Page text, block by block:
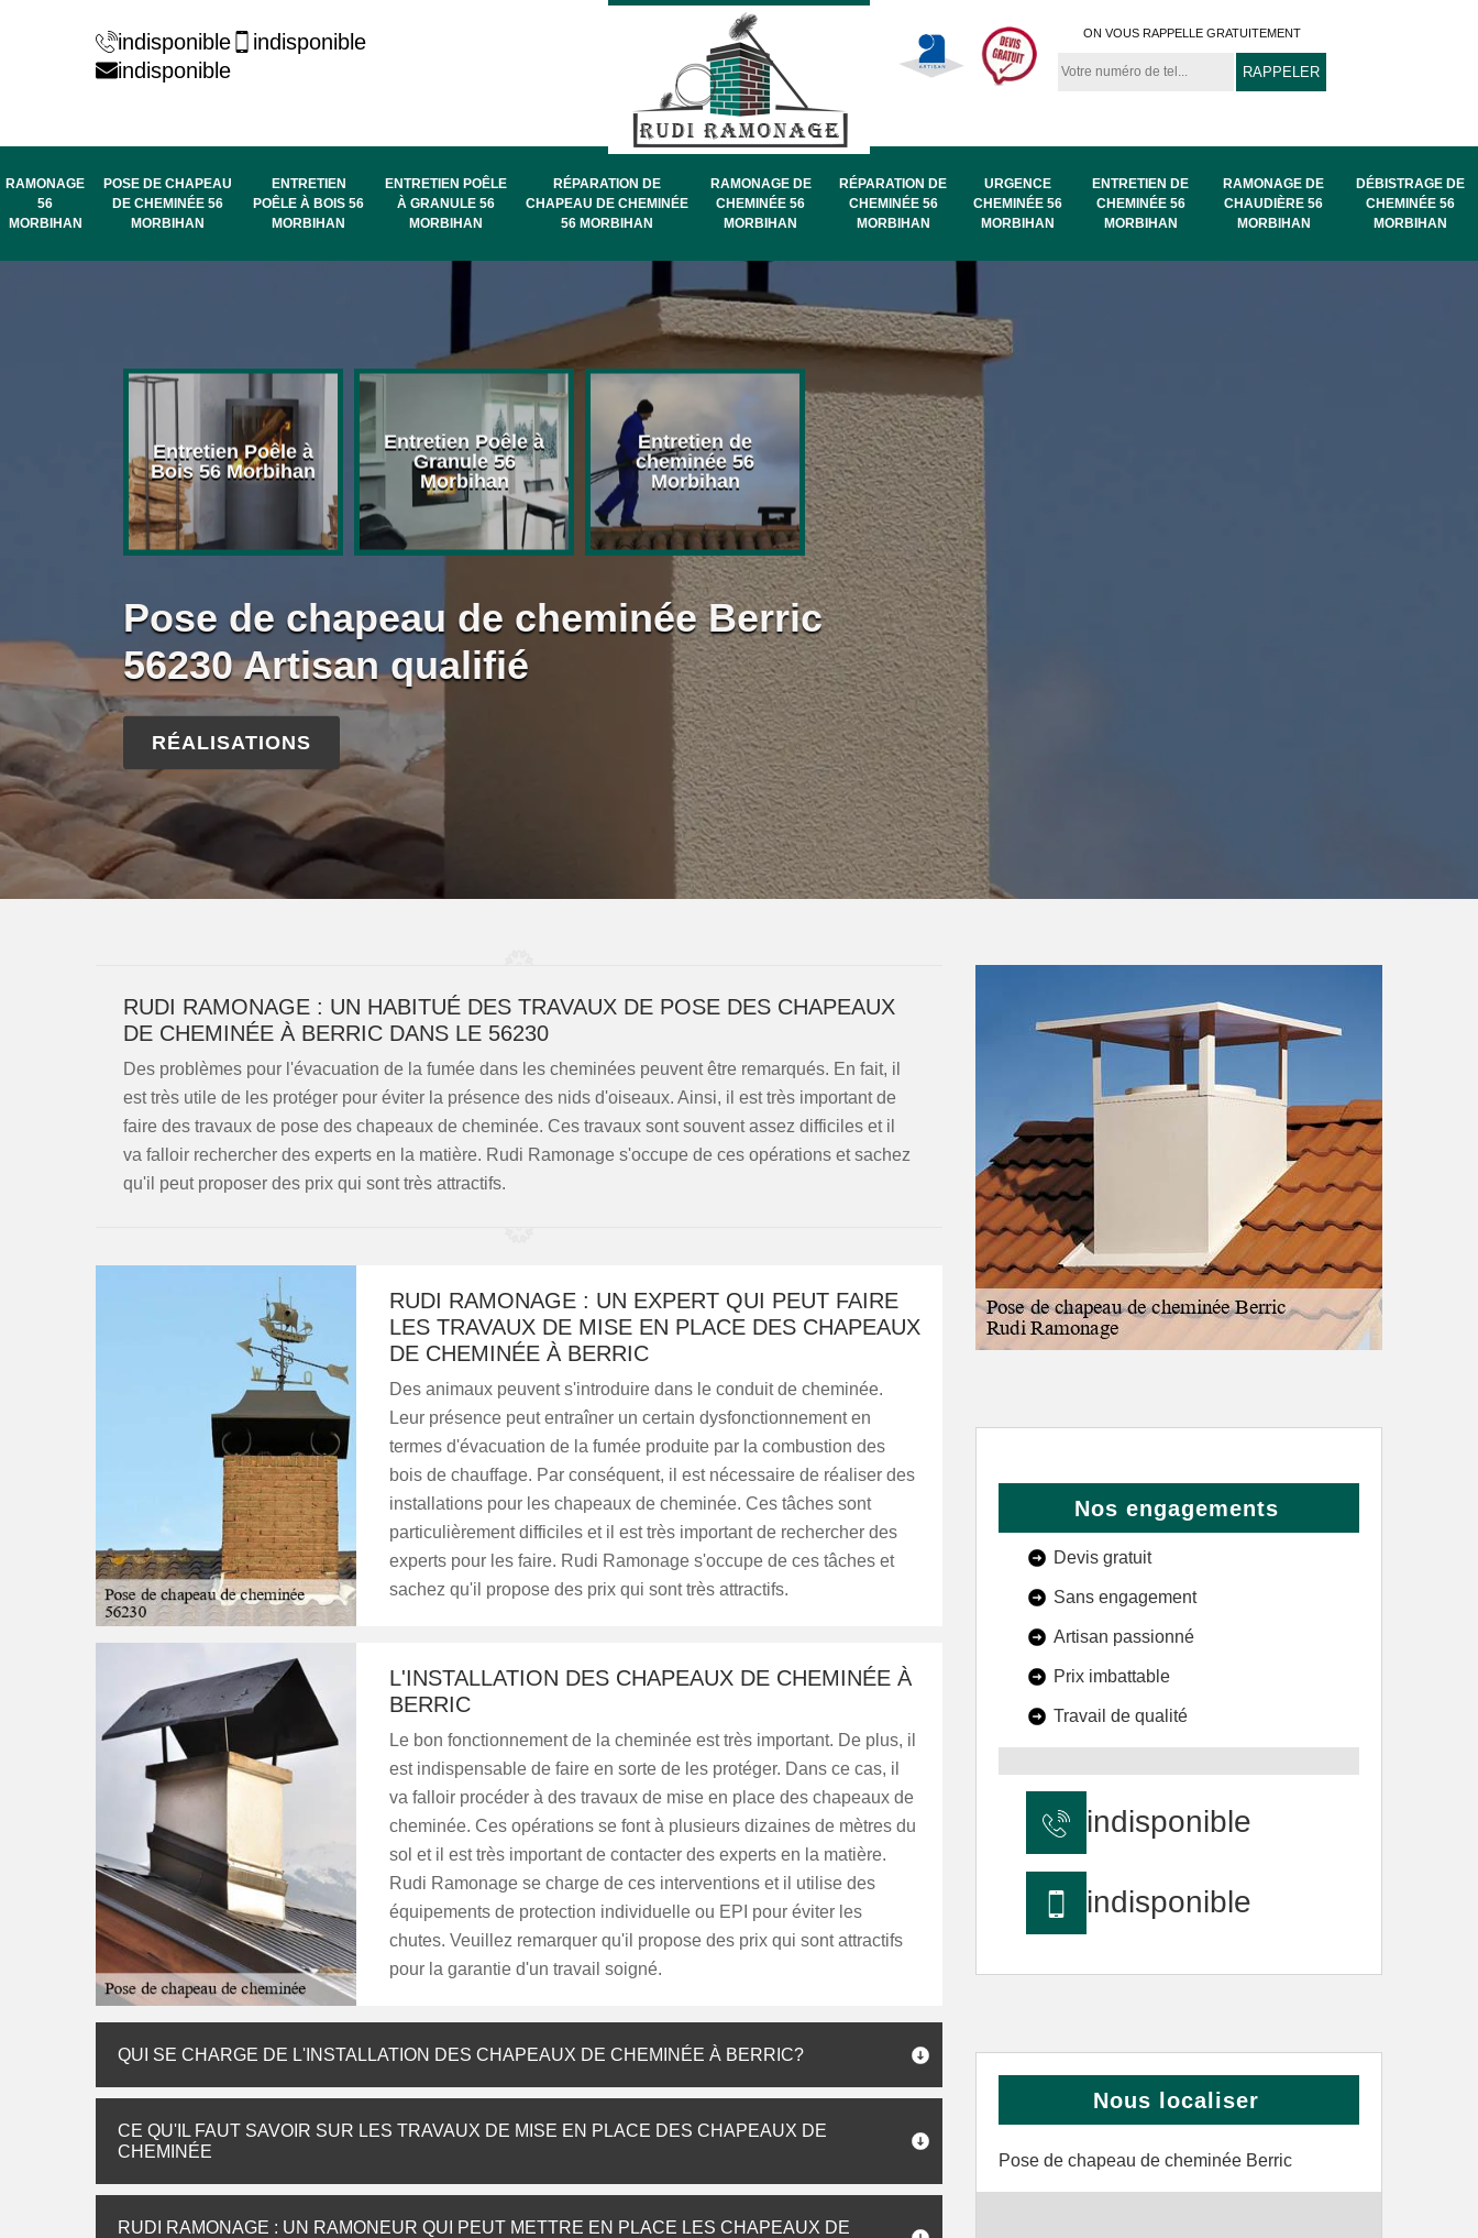
indisponible
indisponible
indisponible
ON VOUS RAPPELLE GRATUITEMENT
RAMONAGE
56
MORBIHAN
POSE DE CHAPEAU
DE CHEMINÉE 56
MORBIHAN
ENTRETIEN
POÊLE À BOIS 56
MORBIHAN
ENTRETIEN POÊLE
À GRANULE 56
MORBIHAN
RÉPARATION DE
CHAPEAU DE CHEMINÉE
56 MORBIHAN
RAMONAGE DE
CHEMINÉE 56
MORBIHAN
RÉPARATION DE
CHEMINÉE 56
MORBIHAN
URGENCE
CHEMINÉE 56
MORBIHAN
ENTRETIEN DE
CHEMINÉE 56
MORBIHAN
RAMONAGE DE
CHAUDIÈRE 56
MORBIHAN
DÉBISTRAGE DE
CHEMINÉE 56
MORBIHAN
Entretien Poêle à
Bois 56 Morbihan
Entretien Poêle à
Granule 56
Morbihan
Entretien de
cheminée 56
Morbihan
Pose de chapeau
de cheminée 56
Morbihan
Pose de chapeau de cheminée Berric
56230 Artisan qualifié
RÉALISATIONS
RUDI RAMONAGE : UN HABITUÉ DES TRAVAUX DE POSE DES CHAPEAUX
DE CHEMINÉE À BERRIC DANS LE 56230
Des problèmes pour l'évacuation de la fumée dans les cheminées peuvent être remarqués. En fait, il
est très utile de les protéger pour éviter la présence des nids d'oiseaux. Ainsi, il est très important de
faire des travaux de pose des chapeaux de cheminée. Ces travaux sont souvent assez difficiles et il
va falloir rechercher des experts en la matière. Rudi Ramonage s'occupe de ces opérations et sachez
qu'il peut proposer des prix qui sont très attractifs.
RUDI RAMONAGE : UN EXPERT QUI PEUT FAIRE
LES TRAVAUX DE MISE EN PLACE DES CHAPEAUX
DE CHEMINÉE À BERRIC
Des animaux peuvent s'introduire dans le conduit de cheminée.
Leur présence peut entraîner un certain dysfonctionnement en
termes d'évacuation de la fumée produite par la combustion des
bois de chauffage. Par conséquent, il est nécessaire de réaliser des
installations pour les chapeaux de cheminée. Ces tâches sont
particulièrement difficiles et il est très important de rechercher des
experts pour les faire. Rudi Ramonage s'occupe de ces tâches et
sachez qu'il propose des prix qui sont très attractifs.
L'INSTALLATION DES CHAPEAUX DE CHEMINÉE À
BERRIC
Le bon fonctionnement de la cheminée est très important. De plus, il
est indispensable de faire en sorte de les protéger. Dans ce cas, il
va falloir procéder à des travaux de mise en place des chapeaux de
cheminée. Ces opérations se font à plusieurs dizaines de mètres du
sol et il est très important de contacter des experts en la matière.
Rudi Ramonage se charge de ces interventions et il utilise des
équipements de protection individuelle ou EPI pour éviter les
chutes. Veuillez remarquer qu'il propose des prix qui sont attractifs
pour la garantie d'un travail soigné.
QUI SE CHARGE DE L'INSTALLATION DES CHAPEAUX DE CHEMINÉE À BERRIC?
CE QU'IL FAUT SAVOIR SUR LES TRAVAUX DE MISE EN PLACE DES CHAPEAUX DE
CHEMINÉE
RUDI RAMONAGE : UN RAMONEUR QUI PEUT METTRE EN PLACE LES CHAPEAUX DE
Nos engagements
Devis gratuit
Sans engagement
Artisan passionné
Prix imbattable
Travail de qualité
indisponible
indisponible
Nous localiser
Pose de chapeau de cheminée Berric